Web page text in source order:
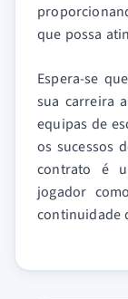
que possa
Espera-se
sua carreira
equipas de
os sucessos
contrato é
jogador
continuidade